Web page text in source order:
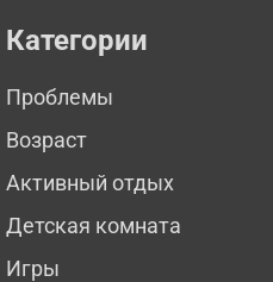
Категории
Проблемы
Возраст
Активный отдых
Детская комната
Игры